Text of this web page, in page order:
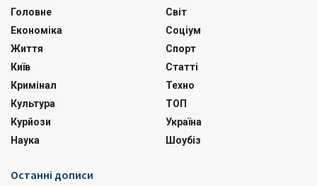
Головне
Економіка
Життя
Київ
Кримінал
Культура
Курйози
Наука
Світ
Соціум
Спорт
Статті
Техно
ТОП
Україна
Шоубіз
Останні дописи